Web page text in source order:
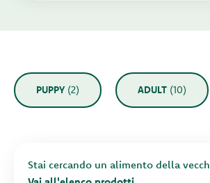
PUPPY (2) ADULT (10)
Stai cercando un alimento della